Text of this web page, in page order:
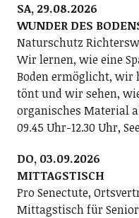
SA, 29.08.2026
WUNDER DES
Naturschutz
Wir lernen, wie eine
Boden ermöglicht, wir
tönt und wir sehen,
organisches Material
09.45 Uhr-12.30 Uhr,
DO, 03.09.2026
MITTAGSTISCH
Pro Senectute,
Mittagstisch für